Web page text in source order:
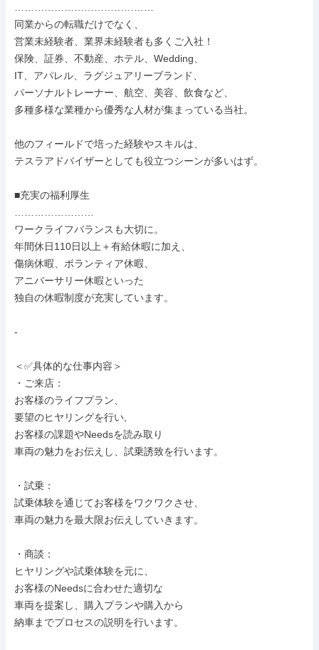
同業からの転職だけでなく、
営業未経験者、業界未経験者も多くご入社！
保険、証券、不動産、ホテル、Wedding、
IT、アパレル、ラグジュアリーブランド、
パーソナルトレーナー、航空、美容、飲食など、
多種多様な業種から優秀な人材が集まっている当社。
他のフィールドで培った経験やスキルは、
テスラアドバイザーとしても役立つシーンが多いはず。
■充実の福利厚生
ワークライフバランスも大切に。
年間休日110日以上＋有給休暇に加え、
傷病休暇、ボランティア休暇、
アニバーサリー休暇といった
独自の休暇制度が充実しています。
-
＜✅具体的な仕事内容＞
・ご来店：
お客様のライフプラン、
要望のヒヤリングを行い,
お客様の課題やNeedsを読み取り
車両の魅力をお伝えし、試乗誘致を行います。
・試乗：
試乗体験を通じてお客様をワクワクさせ、
車両の魅力を最大限お伝えしていきます。
・商談：
ヒヤリングや試乗体験を元に、
お客様のNeedsに合わせた適切な
車両を提案し、購入プランや購入から
納車までプロセスの説明を行います。